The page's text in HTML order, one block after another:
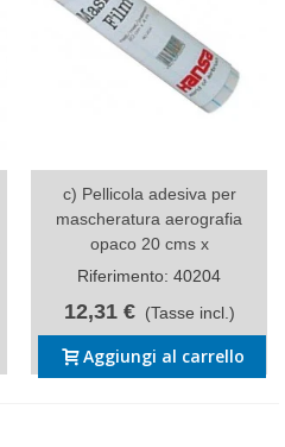
c) Pellicola adesiva per
mascheratura aerografia
opaco 20 cms x
Riferimento: 40204
12,31 € (Tasse incl.)
Aggiungi al carrello